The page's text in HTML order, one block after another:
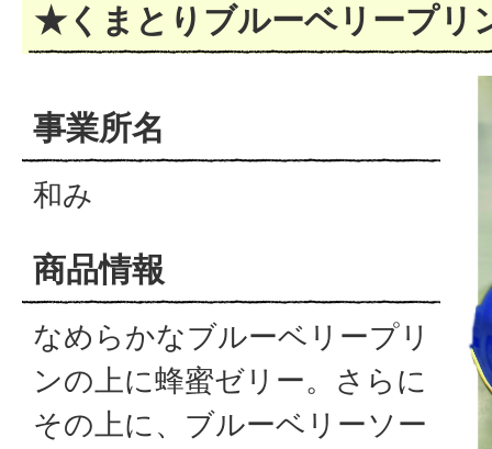
★くまとりブルーベリープリ
事業所名
和み
商品情報
なめらかなブルーベリープリ
ンの上に蜂蜜ゼリー。さらに
その上に、ブルーベリーソー